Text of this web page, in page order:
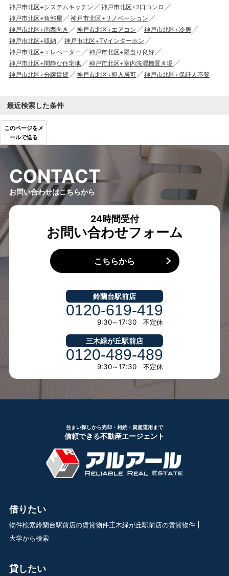
神戸市北区+システムキッチン
神戸市北区+2口コンロ
神戸市北区+角部屋
神戸市北区+リノベーション
神戸市北区+南西向き
神戸市北区+エアコン
神戸市北区+冷房
神戸市北区+収納
神戸市北区+TVインターホン
神戸市北区+エレベーター
神戸市北区+陽当り良好
神戸市北区+閑静な住宅地
神戸市北区+室内洗濯機置き場
神戸市北区+分譲賃貸
神戸市北区+即入居可 神戸市北区+保証人不要
最近検索した条件
このページをメ
ールで送る
CONTACT
お問い合わせはこちらから
24時間受付
お問い合わせフォーム
こちらから
鈴蘭台駅前店
0120-619-419
9:30～17:30 不定休
三木緑が丘駅前店
0120-489-489
9:30～17:30 不定休
住まい探しから売却・相続・資産運用まで
信頼できる不動産エージェント
借りたい
物件検索鈴蘭台駅前店の賃貸物件三木緑が丘駅前店の賃貸物件
大学から検索
貸したい